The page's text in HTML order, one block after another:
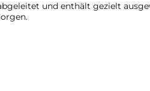
und enthält gezielt